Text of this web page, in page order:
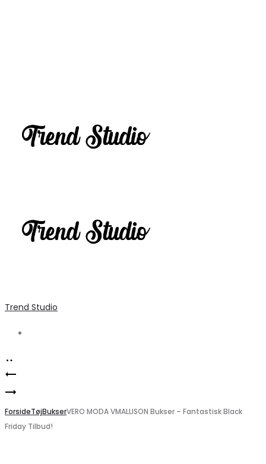
Trend Studio
Product
navigation
i
ivory
Marta
Du
Chateau
ForsideTøjBukserVERO MODA VMALLISON Bukser – Fantastisk Black
Friday Tilbud!